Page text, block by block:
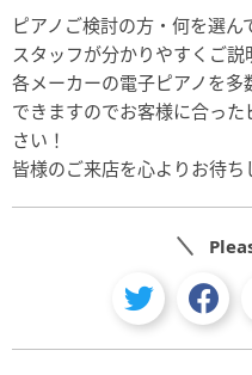
ピアノご検討の方・何を選
スタッフが分かりやすくご
各メーカーの電子ピアノを
できますのでお客様に合っ
さい！
皆様のご来店を心よりお待